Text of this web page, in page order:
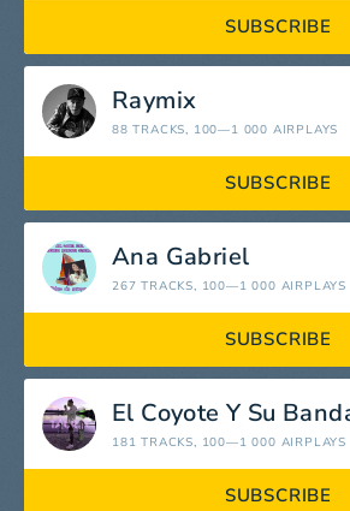
SUBSCRIBE
Raymix
88 TRACKS, 100—1 000 AIRPLAYS
SUBSCRIBE
Ana Gabriel
267 TRACKS, 100—1 000 AIRPLAYS
SUBSCRIBE
181 TRACKS, 100—1 000 AIRPLAYS
SUBSCRIBE